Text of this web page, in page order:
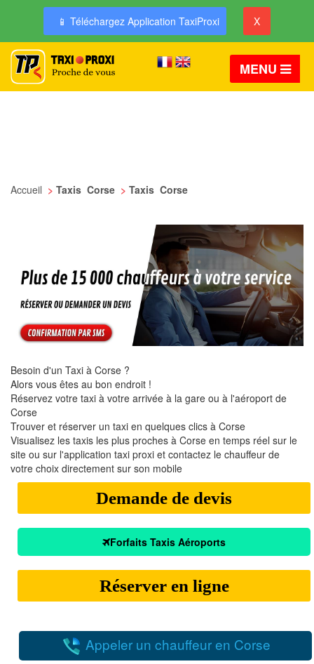
📱 Téléchargez Application TaxiProxi X
MENU
Accueil > Taxis Corse > Taxis Corse
Besoin d'un Taxi à Corse ?
Alors vous êtes au bon endroit !
Réservez votre taxi à votre arrivée à la gare ou à l'aéroport de
Corse
Trouver et réserver un taxi en quelques clics à Corse
Visualisez les taxis les plus proches à Corse en temps réel sur le
site ou sur l'application taxi proxi et contactez le chauffeur de
votre choix directement sur son mobile
Demande de devis
Forfaits Taxis Aéroports
Réserver en ligne
Appeler un chauffeur en Corse